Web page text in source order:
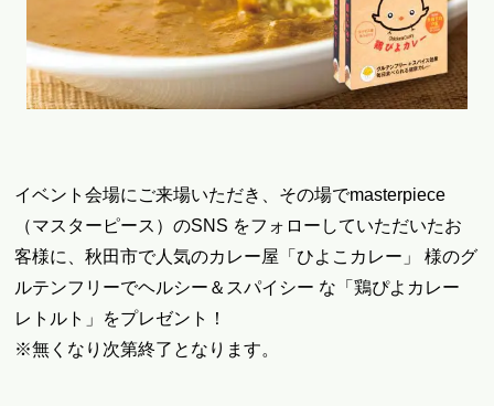
イベント会場にご来場いただき、その場でmasterpiece
（マスターピース）のSNS をフォローしていただいたお
客様に、秋田市で人気のカレー屋「ひよこカレー」 様のグ
ルテンフリーでヘルシー＆スパイシー な「鶏ぴよカレー
レトルト」をプレゼント
！
※無くなり次第終了となります。